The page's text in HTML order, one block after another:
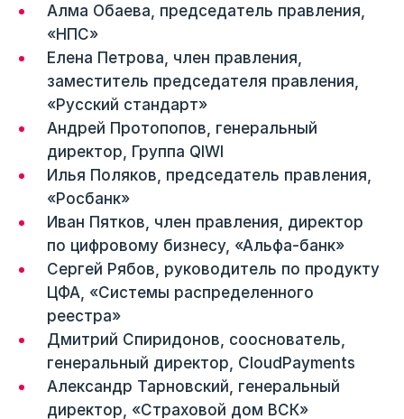
Алма Обаева, председатель правления,
«НПС»
Елена Петрова, член правления,
заместитель председателя правления,
«Русский стандарт»
Андрей Протопопов, генеральный
директор, Группа QIWI
Илья Поляков, председатель правления,
«Росбанк»
Иван Пятков, член правления, директор
по цифровому бизнесу, «Альфа-банк»
Сергей Рябов, руководитель по продукту
ЦФА, «Системы распределенного
реестра»
Дмитрий Спиридонов, сооснователь,
генеральный директор, CloudPayments
Александр Тарновский, генеральный
директор, «Страховой дом ВСК»